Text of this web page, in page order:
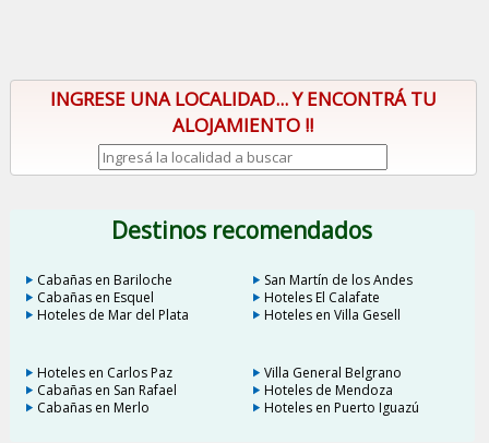
INGRESE UNA LOCALIDAD... Y ENCONTRÁ TU
ALOJAMIENTO !!
Destinos recomendados
Cabañas en Bariloche
San Martín de los Andes
Cabañas en Esquel
Hoteles El Calafate
Hoteles de Mar del Plata
Hoteles en Villa Gesell
Hoteles en Carlos Paz
Villa General Belgrano
Cabañas en San Rafael
Hoteles de Mendoza
Cabañas en Merlo
Hoteles en Puerto Iguazú